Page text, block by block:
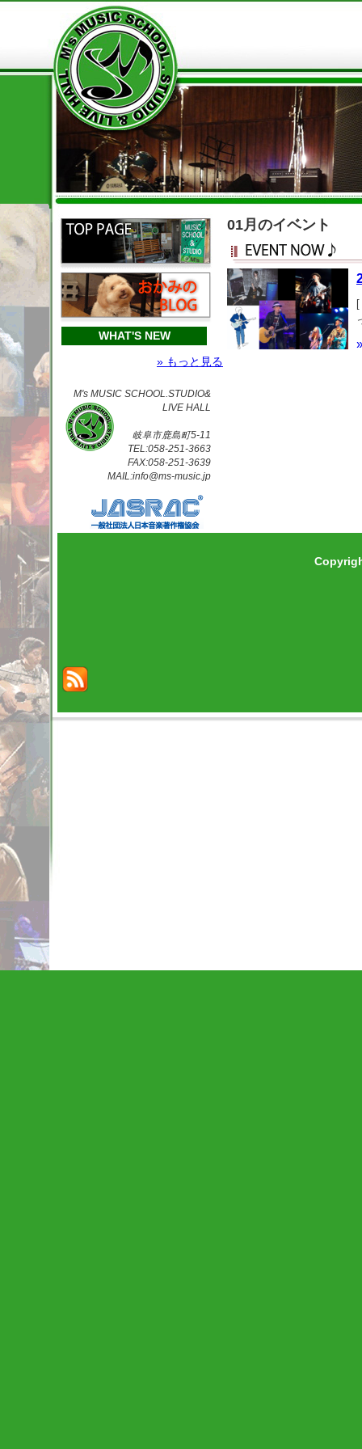
WHAT'S NEW
» もっと見る
M's MUSIC SCHOOL.STUDIO&
LIVE HALL
岐阜市鹿島町5-11
TEL:058-251-3663
FAX:058-251-3639
MAIL:info@ms-music.jp
01月のイベント